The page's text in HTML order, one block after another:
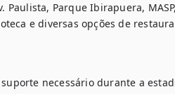
Paulista, Parque Ibirapuera,
e diversas opções de
necessário durante a